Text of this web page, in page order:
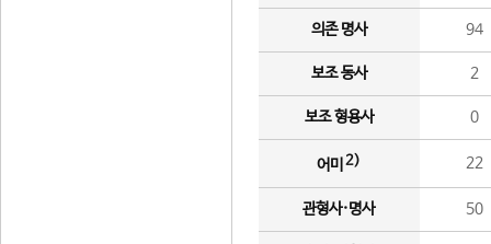
의존 명사 94
보조 동사 2
보조 형용사 0
어미 2) 22
관형사·명사 50